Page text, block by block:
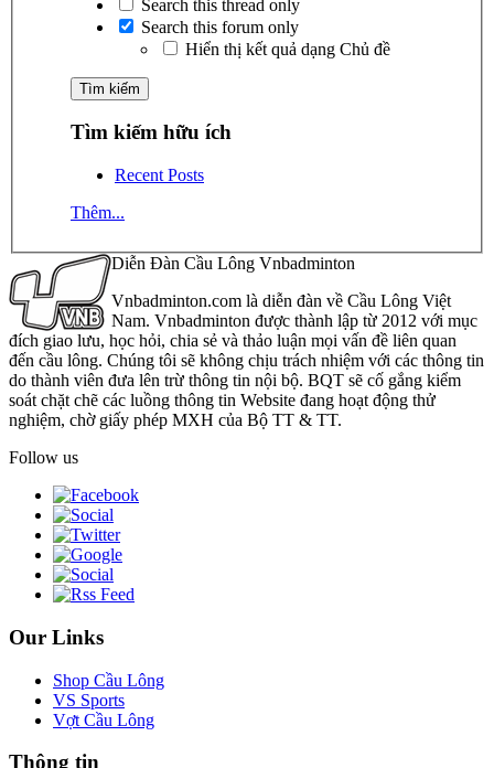
Search this thread only
Search this forum only
Hiển thị kết quả dạng Chủ đề
Tìm kiếm hữu ích
Recent Posts
Thêm...
Diễn Đàn Cầu Lông Vnbadminton
Vnbadminton.com là diễn đàn về Cầu Lông Việt
Nam. Vnbadminton được thành lập từ 2012 với mục
đích giao lưu, học hỏi, chia sẻ và thảo luận mọi vấn đề liên quan
đến cầu lông. Chúng tôi sẽ không chịu trách nhiệm với các thông tin
do thành viên đưa lên trừ thông tin nội bộ. BQT sẽ cố gắng kiểm
soát chặt chẽ các luồng thông tin Website đang hoạt động thử
nghiệm, chờ giấy phép MXH của Bộ TT & TT.
Follow us
Our Links
Shop Cầu Lông
VS Sports
Vợt Cầu Lông
Thông tin